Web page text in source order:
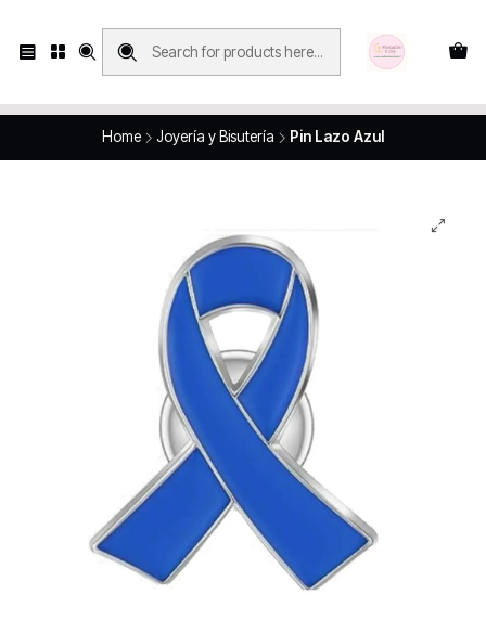
Home Joyería y Bisutería Pin Lazo Azul